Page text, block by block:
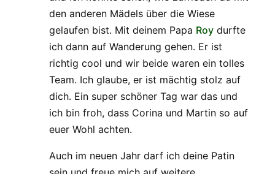
den anderen Mädels über die Wiese
gelaufen bist. Mit deinem Papa Roy durfte
ich dann auf Wanderung gehen. Er ist
richtig cool und wir beide waren ein tolles
Team. Ich glaube, er ist mächtig stolz auf
dich. Ein super schöner Tag war das und
ich bin froh, dass Corina und Martin so auf
euer Wohl achten.
Auch im neuen Jahr darf ich deine Patin